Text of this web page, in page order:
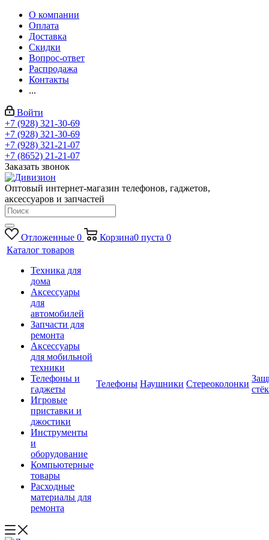
О компании
Оплата
Доставка
Скидки
Вопрос-ответ
Распродажа
Контакты
...
Войти
+7 (928) 321-30-69
+7 (928) 321-30-69
+7 (928) 321-21-07
+7 (8652) 21-21-07
Заказать звонок
Оптовый интернет-магазин телефонов, гаджетов,
аксессуаров и запчастей
Отложенные 0 Корзина0 пуста 0
Каталог товаров
Техника для
дома
Аксессуары
для
автомобилей
Запчасти для
ремонта
Аксессуары
для мобильной
техники
Телефоны и
гаджеты
Игровые
приставки и
джостики
Инструменты
и
оборудование
Компьютерные
товары
Расходные
материалы для
ремонта
Телефоны Наушники Стереоколонки